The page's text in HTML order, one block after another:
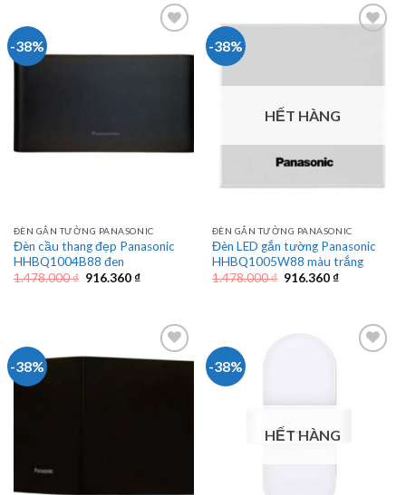
1.381.360 ₫.
916.360 ₫.
-38%
ĐÈN GẮN TƯỜNG PANASONIC
Đèn cầu thang đẹp Panasonic
HHBQ1004B88 đen
1.478.000₫ Giá
916.360₫Giá
916.360 ₫.
-38%
HẾT HÀNG
ĐÈN GẮN TƯỜNG PANASONIC
Đèn LED gắn tường Panasonic
HHBQ1005W88 màu trắng
1.478.000₫ Giá
916.360₫Giá
916.360 ₫.
-38% -38%
HẾT HÀNG